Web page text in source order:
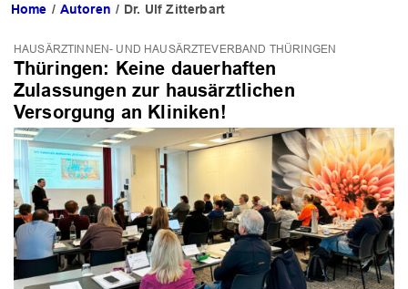
Home Autoren Dr. Ulf Zitterbart
HAUSÄRZTINNEN- UND HAUSÄRZTEVERBAND THÜRINGEN
Thüringen: Keine dauerhaften
Zulassungen zur hausärztlichen
Versorgung an Kliniken!